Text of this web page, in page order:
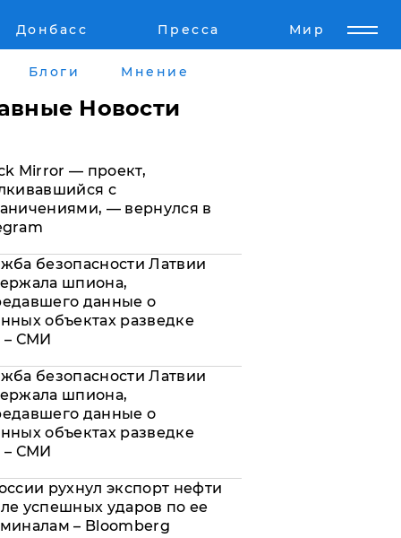
Донбасс Пресса Мир
Пресс-релизы
Блоги Мнение
Новости
Mirror — проект,
с
— вернулся в
безопасности Латвии
шпиона,
данные о
объектах разведке
– СМИ
безопасности Латвии
шпиона,
данные о
объектах разведке
– СМИ
рухнул экспорт нефти
успешных ударов по ее
– Bloomberg